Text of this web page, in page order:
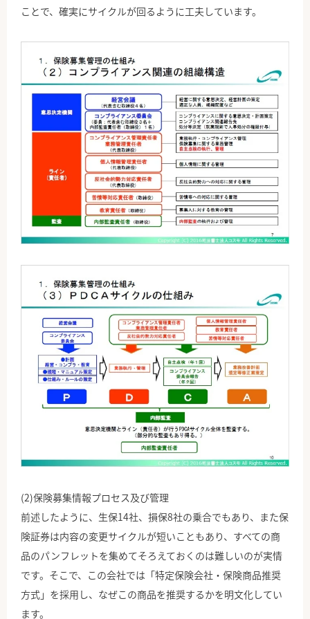
ことで、確実にサイクルが回るように工夫しています。
(2)保険募集情報プロセス及び管理
前述したように、生保14社、損保8社の乗合でもあり、また保
険証券は内容の変更サイクルが短いこともあり、すべての商
品のパンフレットを集めてそろえておくのは難しいのが実情
です。そこで、この会社では「特定保険会社・保険商品推奨
方式」を採用し、なぜこの商品を推奨するかを明文化してい
ます。